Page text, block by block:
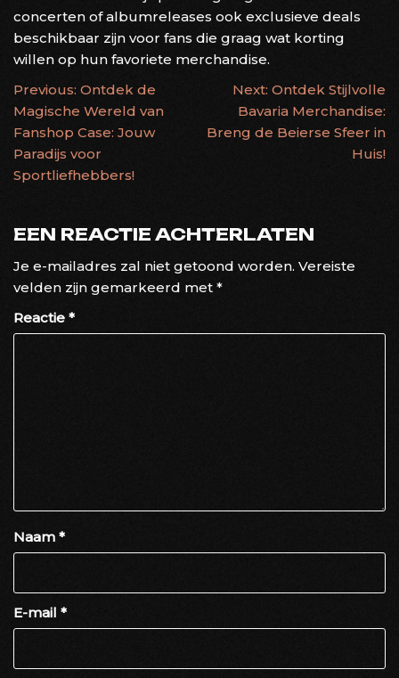
concerten of albumreleases ook exclusieve deals
beschikbaar zijn voor fans die graag wat korting
willen op hun favoriete merchandise.
BERICHTNAVIGATIE
Previous: Ontdek de
Magische Wereld van
Fanshop Case: Jouw
Paradijs voor
Sportliefhebbers!
Next: Ontdek Stijlvolle
Bavaria Merchandise:
Breng de Beierse Sfeer in
Huis!
EEN REACTIE ACHTERLATEN
Je e-mailadres zal niet getoond worden. Vereiste
velden zijn gemarkeerd met *
Reactie *
Naam *
E-mail *